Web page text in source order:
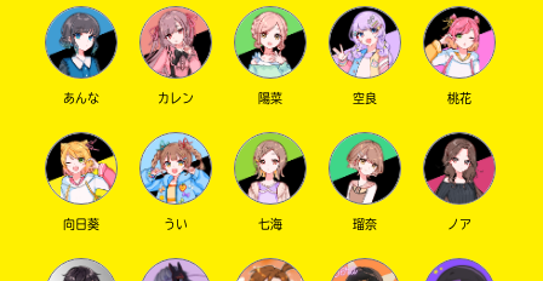
あんな カレン 陽菜 空良 桃花
向日葵 うい 七海 瑠奈 ノア